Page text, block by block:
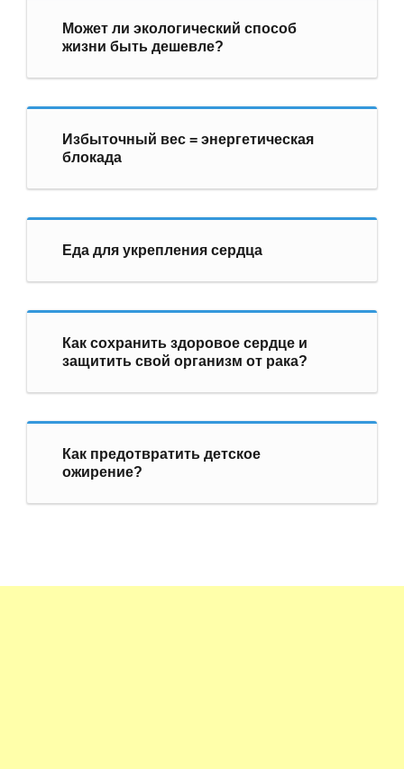
Может ли экологический способ
жизни быть дешевле?
Избыточный вес = энергетическая
блокада
Еда для укрепления сердца
Как сохранить здоровое сердце и
защитить свой организм от рака?
Как предотвратить детское
ожирение?